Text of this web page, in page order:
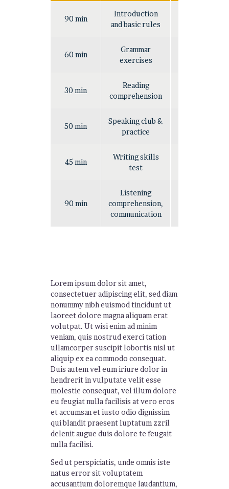
90 min
Introduction
and basic rules
60 min
Grammar
exercises
30 min
Reading
comprehension
50 min
Speaking club &
practice
45 min
Writing skills
test
90 min
Listening
comprehension,
communication
Lorem ipsum dolor sit amet,
consectetuer adipiscing elit, sed diam
nonummy nibh euismod tincidunt ut
laoreet dolore magna aliquam erat
volutpat. Ut wisi enim ad minim
veniam, quis nostrud exerci tation
ullamcorper suscipit lobortis nisl ut
aliquip ex ea commodo consequat.
Duis autem vel eum iriure dolor in
hendrerit in vulputate velit esse
molestie consequat, vel illum dolore
eu feugiat nulla facilisis at vero eros
et accumsan et iusto odio dignissim
qui blandit praesent luptatum zzril
delenit augue duis dolore te feugait
nulla facilisi.
Sed ut perspiciatis, unde omnis iste
natus error sit voluptatem
accusantium doloremque laudantium,